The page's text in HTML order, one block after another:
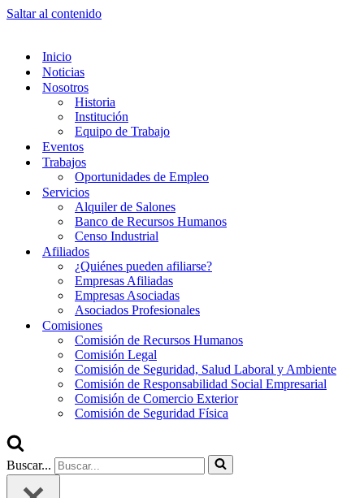
Saltar al contenido
Inicio
Noticias
Nosotros
Historia
Institución
Equipo de Trabajo
Eventos
Trabajos
Oportunidades de Empleo
Servicios
Alquiler de Salones
Banco de Recursos Humanos
Censo Industrial
Afiliados
¿Quiénes pueden afiliarse?
Empresas Afiliadas
Empresas Asociadas
Asociados Profesionales
Comisiones
Comisión de Recursos Humanos
Comisión Legal
Comisión de Seguridad, Salud Laboral y Ambiente
Comisión de Responsabilidad Social Empresarial
Comisión de Comercio Exterior
Comisión de Seguridad Física
Buscar...